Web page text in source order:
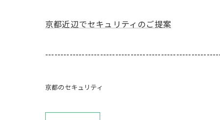
京都近辺でセキュリティのご提案
京都のセキュリティ